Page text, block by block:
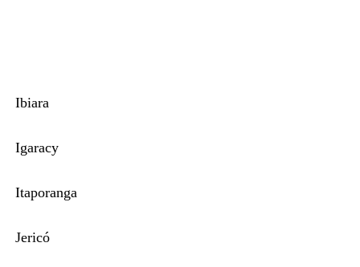
Ibiara
Igaracy
Itaporanga
Jericó